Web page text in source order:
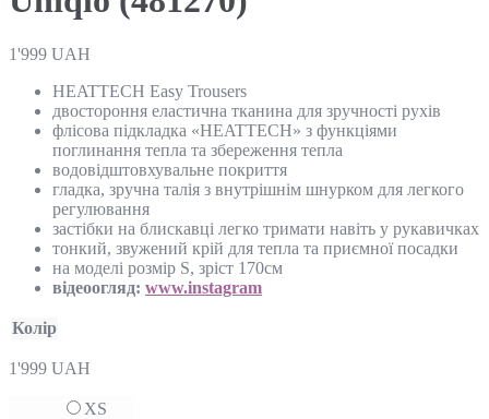
1'999 UAH
HEATTECH Easy Trousers
двостороння еластична тканина для зручності рухів
флісова підкладка «HEATTECH» з функціями
поглинання тепла та збереження тепла
водовідштовхувальне покриття
гладка, зручна талія з внутрішнім шнурком для легкого
регулювання
застібки на блискавці легко тримати навіть у рукавичках
тонкий, звужений крій для тепла та приємної посадки
на моделі розмір S, зріст 170см
відеоогляд: www.instagram
Колір
1'999 UAH
XS